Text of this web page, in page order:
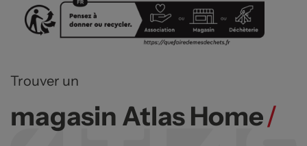
Trouver un
magasin Atlas Home/